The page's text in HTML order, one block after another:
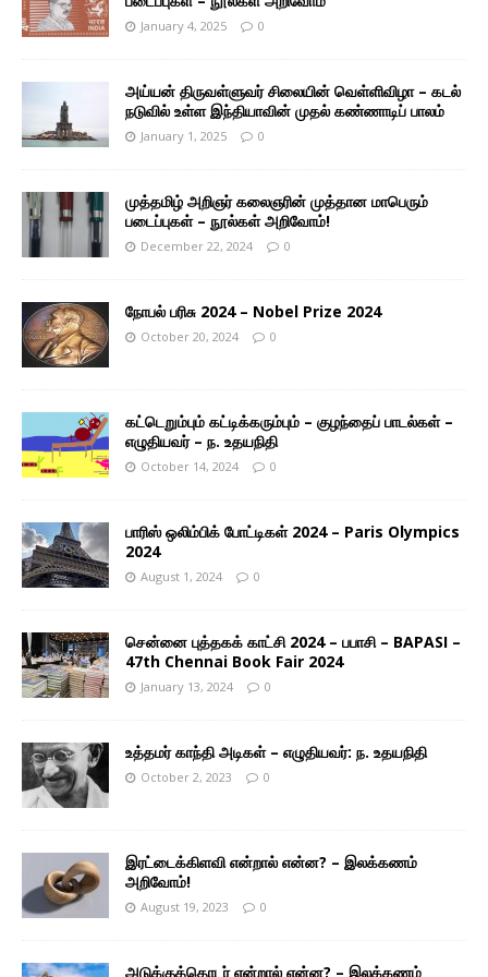
January 4, 2025 0
அய்யன் திருவள்ளுவர் சிலையின் வெள்ளிவிழா – கடல்
நடுவில் உள்ள இந்தியாவின் முதல் கண்ணாடிப் பாலம்
January 1, 2025 0
முத்தமிழ் அறிஞர் கலைஞரின் முத்தான மாபெரும்
படைப்புகள் – நூல்கள் அறிவோம்!
December 22, 2024 0
நோபல் பரிசு 2024 – Nobel Prize 2024
October 20, 2024 0
கட்டெறும்பும் கட்டிக்கரும்பும் – குழந்தைப் பாடல்கள் –
எழுதியவர் – ந. உதயநிதி
October 14, 2024 0
பாரிஸ் ஒலிம்பிக் போட்டிகள் 2024 – Paris Olympics
2024
August 1, 2024 0
சென்னை புத்தகக் காட்சி 2024 – பபாசி – BAPASI –
47th Chennai Book Fair 2024
January 13, 2024 0
உத்தமர் காந்தி அடிகள் – எழுதியவர்: ந. உதயநிதி
October 2, 2023 0
இரட்டைக்கிளவி என்றால் என்ன? – இலக்கணம்
அறிவோம்!
August 19, 2023 0
அடுக்குத்தொடர் என்றால் என்ன? – இலக்கணம்